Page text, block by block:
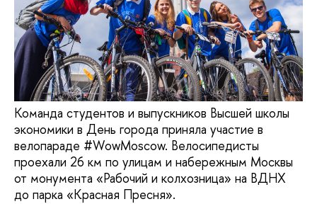
Команда студентов и выпускников Высшей школы
экономики в День города приняла участие в
велопараде #WowMoscow. Велосипедисты
проехали 26 км по улицам и набережным Москвы
от монумента «Рабочий и колхозница» на ВДНХ
до парка «Красная Пресня».